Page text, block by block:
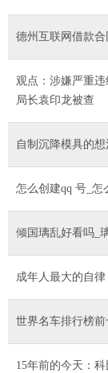
德州互联网借款
观点：涉嫌严重
局长袁印龙被查
自制沉降模具的
怎么创建qq 号_怎
倾国璃乱好看吗_
成年人最大的自
世界名车排行榜
15年前的今天：